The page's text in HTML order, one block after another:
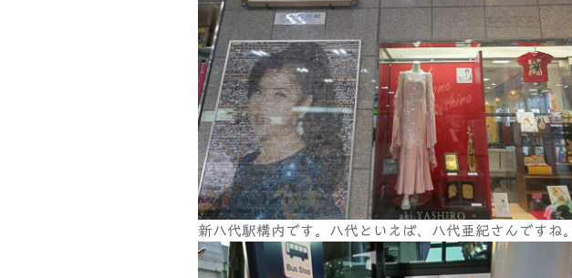
新八代駅構内です。八代といえば、八代亜紀さんですね。